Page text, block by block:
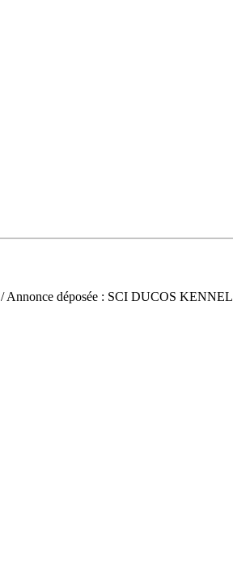
/ Annonce déposée : SCI DUCOS KENNEL